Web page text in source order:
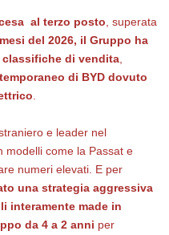
al terzo posto , superata
del 2026, il Gruppo ha
di vendita
di BYD dovuto
e leader nel
modelli come la Passat e
numeri elevati. E per
una strategia aggressiva
interamente made in
da 4 a 2 anni per